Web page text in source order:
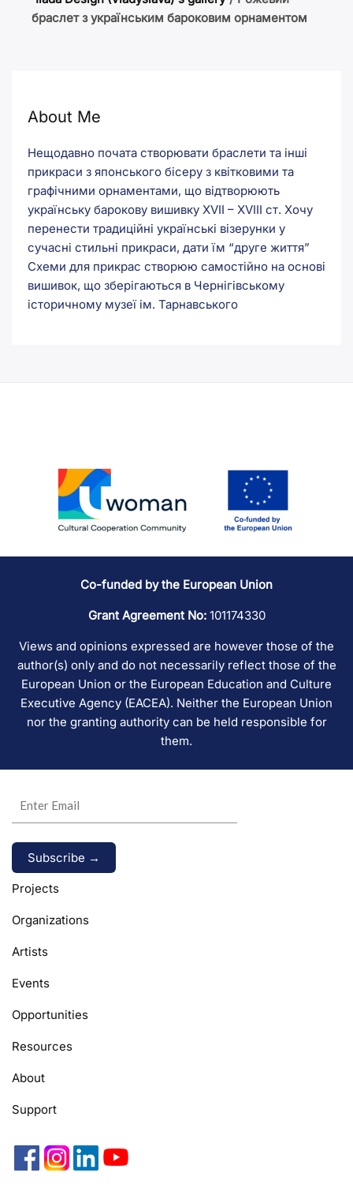
браслет з українським бароковим орнаментом
About Me
Нещодавно почата створювати браслети та інші
прикраси з японського бісеру з квітковими та
графічними орнаментами, що відтворюють
українську барокову вишивку XVII – XVIII ст. Хочу
перенести традиційні українські візерунки у
сучасні стильні прикраси, дати їм “друге життя”
Схеми для прикрас створюю самостійно на основі
вишивок, що зберігаються в Чернігівському
історичному музеї ім. Тарнавського
Co-funded by the European Union
Grant Agreement No:101174330
Views and opinions expressed are however those of the
author(s) only and do not necessarily reflect those of the
European Union or the European Education and Culture
Executive Agency (EACEA). Neither the European Union
nor the granting authority can be held responsible for
them.
Alternative:
Projects
Organizations
Artists
Events
Opportunities
Resources
About
Support